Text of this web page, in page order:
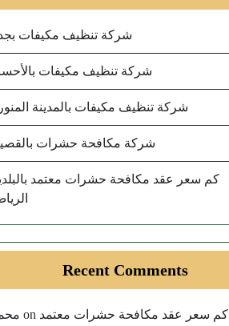
شركة تنظيف مكيفات
شركة تنظيف مكيفات
شركة تنظيف مكيفات بالمدينة
شركة مكافحة حشرات
كم سعر عقد مكافحة حشرات معتمد
Recent Comments
on كم سعر عقد مكافحة حشرات معتمد